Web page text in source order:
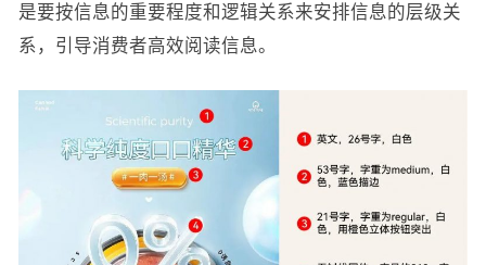
是要按信息的重要程度和逻辑关系来安排信息的层级关
系，引导消费者高效阅读信息。